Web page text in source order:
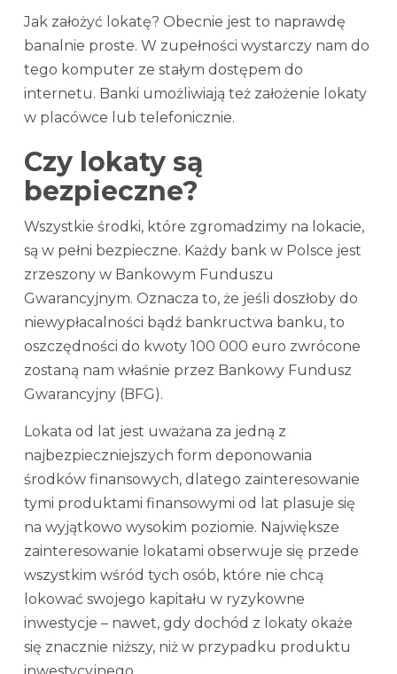
Jak założyć lokatę? Obecnie jest to naprawdę
banalnie proste. W zupełności wystarczy nam do
tego komputer ze stałym dostępem do
internetu. Banki umożliwiają też założenie lokaty
w placówce lub telefonicznie.
Czy lokaty są
bezpieczne?
Wszystkie środki, które zgromadzimy na lokacie,
są w pełni bezpieczne. Każdy bank w Polsce jest
zrzeszony w Bankowym Funduszu
Gwarancyjnym. Oznacza to, że jeśli doszłoby do
niewypłacalności bądź bankructwa banku, to
oszczędności do kwoty 100 000 euro zwrócone
zostaną nam właśnie przez Bankowy Fundusz
Gwarancyjny (BFG).
Lokata od lat jest uważana za jedną z
najbezpieczniejszych form deponowania
środków finansowych, dlatego zainteresowanie
tymi produktami finansowymi od lat plasuje się
na wyjątkowo wysokim poziomie. Największe
zainteresowanie lokatami obserwuje się przede
wszystkim wśród tych osób, które nie chcą
lokować swojego kapitału w ryzykowne
inwestycje – nawet, gdy dochód z lokaty okaże
się znacznie niższy, niż w przypadku produktu